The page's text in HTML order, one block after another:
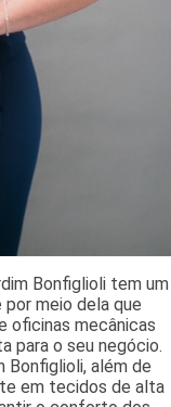
Bonfiglioli tem um
meio dela que
oficinas mecânicas
para o seu negócio.
Bonfiglioli, além de
em tecidos de alta